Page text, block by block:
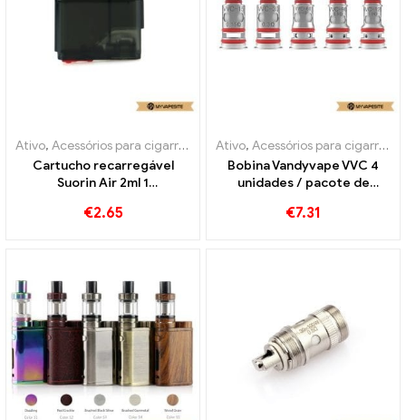
Ativo, Acessórios para cigarros eletrônicos ,Evaporador
Cartucho recarregável
Suorin Air 2ml 1
eletrônicos atacado丨
€2.65
Ativo, Acessórios para cigarros eletrônicos
Bobina Vandyvape VVC 4
unidades / pacote de
atacado丨Personalizado
€7.31